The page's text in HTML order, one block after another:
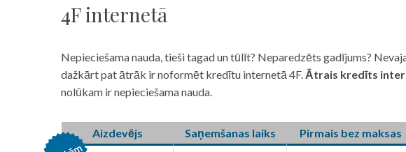
4F internetā
Nepieciešama nauda, tieši tagad un tūlīt? Neparedzēts gadījums?
dažkārt pat ātrāk ir noformēt kredītu internetā 4F. Ātrais kredīts
nolūkam ir nepieciešama nauda.
Aizdevējs Saņemšanas laiks Pirmais bez maksas